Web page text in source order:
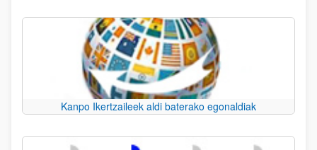
Kanpo Ikertzaileek aldi baterako egonaldiak